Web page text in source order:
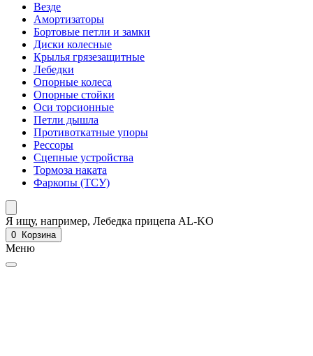
Везде
Амортизаторы
Бортовые петли и замки
Диски колесные
Крылья грязезащитные
Лебедки
Опорные колеса
Опорные стойки
Оси торсионные
Петли дышла
Противоткатные упоры
Рессоры
Сцепные устройства
Тормоза наката
Фаркопы (ТСУ)
Я ищу, например, Лебедка прицепа AL-KO
0 Корзина
Меню